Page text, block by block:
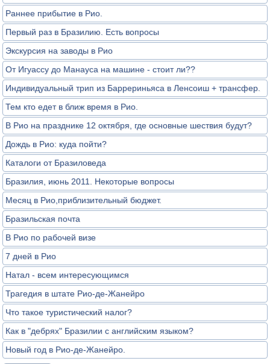
Раннее прибытие в Рио.
Первый раз в Бразилию. Есть вопросы
Экскурсия на заводы в Рио
От Игуассу до Манауса на машине - стоит ли??
Индивидуальный трип из Баррериньяса в Ленсоиш + трансфер.
Тем кто едет в ближ время в Рио.
В Рио на празднике 12 октября, где основные шествия будут?
Дождь в Рио: куда пойти?
Каталоги от Бразиловеда
Бразилия, июнь 2011. Некоторые вопросы
Месяц в Рио,приблизительный бюджет.
Бразильская почта
В Рио по рабочей визе
7 дней в Рио
Натал - всем интересующимся
Трагедия в штате Рио-де-Жанейро
Что такое туристический налог?
Как в "дебрях" Бразилии с английским языком?
Новый год в Рио-де-Жанейро.